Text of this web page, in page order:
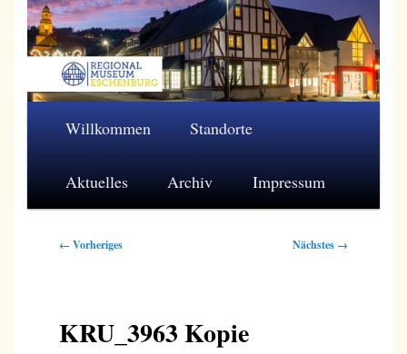
Zum
primären
Inhalt
Regionalmuseum Eschenburg e.V.
Willkommen Standorte
Aktuelles Archiv Impressum
Bilder-
← Vorheriges Nächstes →
KRU_3963 Kopie